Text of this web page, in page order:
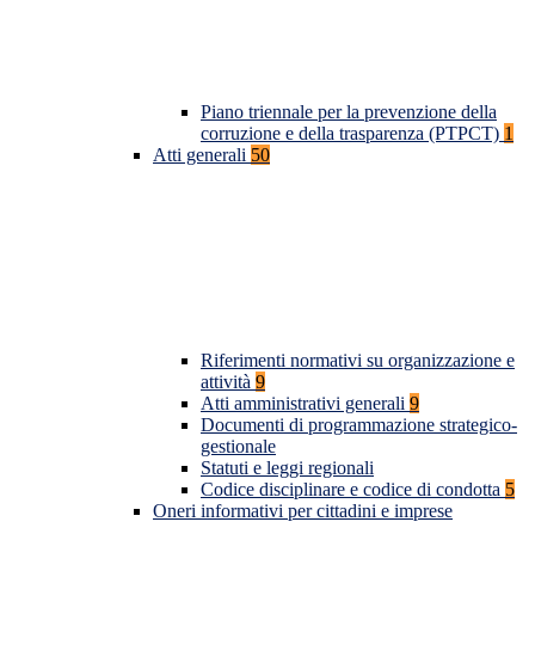
Piano triennale per la prevenzione della
corruzione e della trasparenza (PTPCT) 1
Atti generali 50
Riferimenti normativi su organizzazione e
attività 9
Atti amministrativi generali 9
Documenti di programmazione strategico-
gestionale
Statuti e leggi regionali
Codice disciplinare e codice di condotta 5
Oneri informativi per cittadini e imprese